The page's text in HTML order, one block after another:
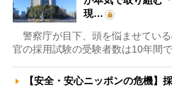
現…
警察庁が目下、頭を悩ませてい
官の採用試験の受験者数は10年間
【安全・安心ニッポンの危機】